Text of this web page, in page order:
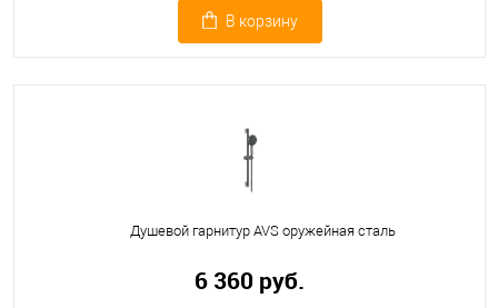
В корзину
Душевой гарнитур AVS оружейная сталь
6 360 руб.